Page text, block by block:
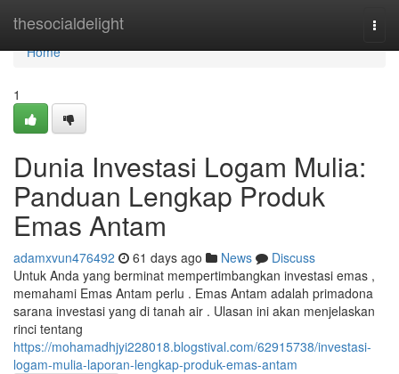
thesocialdelight
Home
Home
1
Dunia Investasi Logam Mulia:
Panduan Lengkap Produk
Emas Antam
adamxvun476492 61 days ago News
Discuss
Untuk Anda yang berminat mempertimbangkan investasi emas ,
memahami Emas Antam perlu . Emas Antam adalah primadona
sarana investasi yang di tanah air . Ulasan ini akan menjelaskan
rinci tentang
https://mohamadhjyi228018.blogstival.com/62915738/investasi-
logam-mulia-laporan-lengkap-produk-emas-antam